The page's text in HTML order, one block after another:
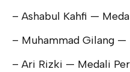
– Ashabul Kahfi —
– Muhammad Gilang —
– Ari Rizki — Medali